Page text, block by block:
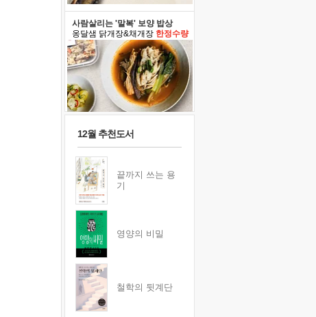
사람살리는 '말복' 보양 밥상
옹달샘 닭개장&채개장 한정수량
12월 추천도서
끝까지 쓰는 용
기
영양의 비밀
철학의 뒷계단